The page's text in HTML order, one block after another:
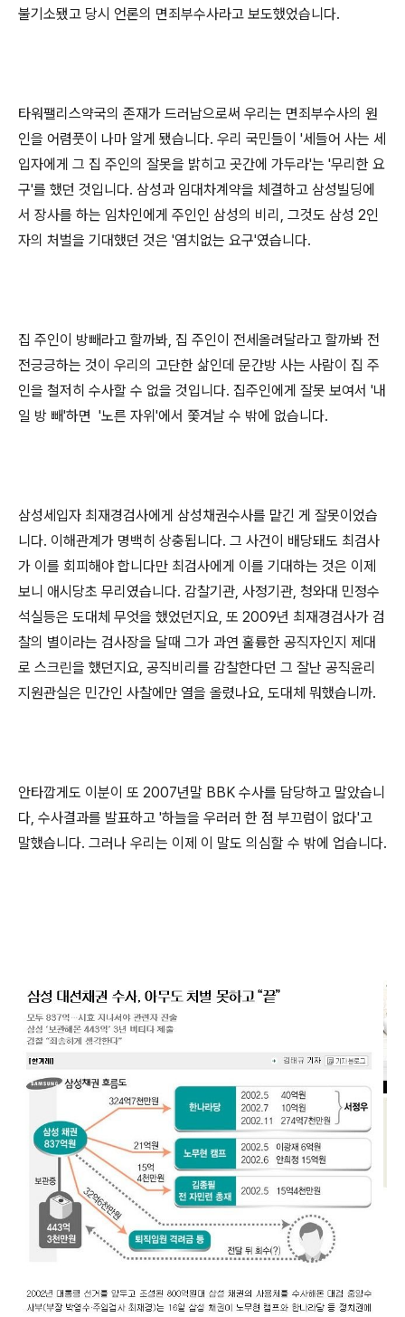
불기소됐고 당시 언론의 면죄부수사라고 보도했었습니다.
타워팰리스약국의 존재가 드러남으로써 우리는 면죄부수사의 원
인을 어렴풋이 나마 알게 됐습니다. 우리 국민들이 '세들어 사는 세
입자에게 그 집 주인의 잘못을 밝히고 곳간에 가두라'는 '무리한 요
구'를 했던 것입니다. 삼성과 임대차계약을 체결하고 삼성빌딩에
서 장사를 하는 임차인에게 주인인 삼성의 비리, 그것도 삼성 2인
자의 처벌을 기대했던 것은 '염치없는 요구'였습니다.
집 주인이 방빼라고 할까봐, 집 주인이 전세올려달라고 할까봐 전
전긍긍하는 것이 우리의 고단한 삶인데 문간방 사는 사람이 집 주
인을 철저히 수사할 수 없을 것입니다. 집주인에게 잘못 보여서 '내
일 방 빼'하면 '노른 자위'에서 쫓겨날 수 밖에 없습니다.
삼성세입자 최재경검사에게 삼성채권수사를 맡긴 게 잘못이었습
니다. 이해관계가 명백히 상충됩니다. 그 사건이 배당돼도 최검사
가 이를 회피해야 합니다만 최검사에게 이를 기대하는 것은 이제
보니 애시당초 무리였습니다. 감찰기관, 사정기관, 청와대 민정수
석실등은 도대체 무엇을 했었던지요, 또 2009년 최재경검사가 검
찰의 별이라는 검사장을 달때 그가 과연 훌륭한 공직자인지 제대
로 스크린을 했던지요, 공직비리를 감찰한다던 그 잘난 공직윤리
지원관실은 민간인 사찰에만 열을 올렸나요, 도대체 뭐했습니까.
안타깝게도 이분이 또 2007년말 BBK 수사를 담당하고 말았습니
다, 수사결과를 발표하고 '하늘을 우러러 한 점 부끄럼이 없다'고
말했습니다. 그러나 우리는 이제 이 말도 의심할 수 밖에 업습니다.